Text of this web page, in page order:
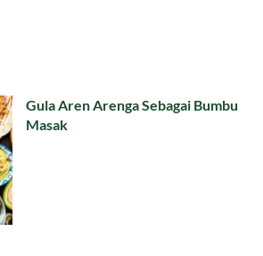
Gula Aren Arenga Sebagai Bumbu
Masak